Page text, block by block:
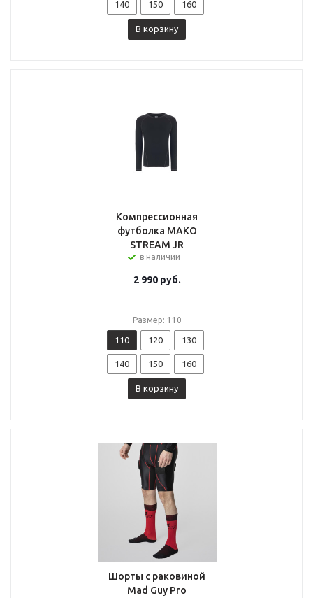
140 150 160
В корзину
Компрессионная
футболка MAKO
STREAM JR
в наличии
2 990руб.
Размер: 110
110 120 130
140 150 160
В корзину
Шорты с раковиной
Mad Guy Pro